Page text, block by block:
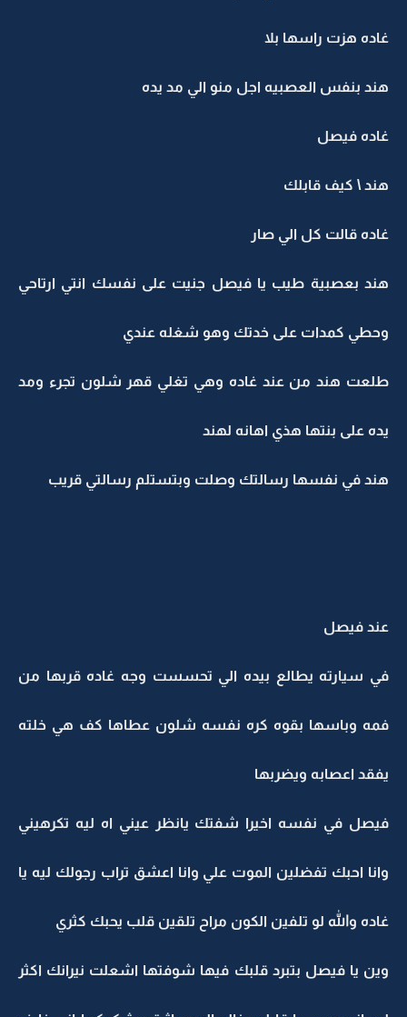
غاده هزت راسها بلا
هند بنفس العصبيه اجل منو الي مد يده
غاده فيصل
هند \ كيف قابلك
غاده قالت كل الي صار
هند بعصبية طيب يا فيصل جنيت على نفسك انتي ارتاحي
وحطي كمدات على خدتك وهو شغله عندي
طلعت هند من عند غاده وهي تغلي قهر شلون تجرء ومد
يده على بنتها هذي اهانه لهند
هند في نفسها رسالتك وصلت وبتستلم رسالتي قريب
عند فيصل
في سيارته يطالع بيده الي تحسست وجه غاده قربها من
فمه وباسها بقوه كره نفسه شلون عطاها كف هي خلته
يفقد اعصابه ويضربها
فيصل في نفسه اخيرا شفتك يانظر عيني اه ليه تكرهيني
وانا احبك تفضلين الموت علي وانا اعشق تراب رجولك ليه يا
غاده والله لو تلفين الكون مراح تلقين قلب يحبك كثري
وين يا فيصل بتبرد قلبك فيها شوفتها اشعلت نيرانك اكثر